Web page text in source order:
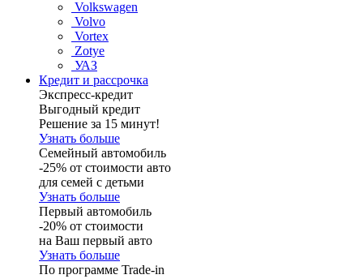
Volkswagen
Volvo
Vortex
Zotye
УАЗ
Кредит и рассрочка
Экспресс-кредит
Выгодный кредит
Решение за 15 минут!
Узнать больше
Семейный автомобиль
-25% от стоимости авто
для семей с детьми
Узнать больше
Первый автомобиль
-20% от стоимости
на Ваш первый авто
Узнать больше
По программе Trade-in